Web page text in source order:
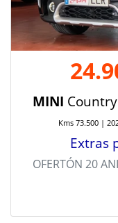
MINI
Kms 73.500 |
Extras
OFERTÓN 20